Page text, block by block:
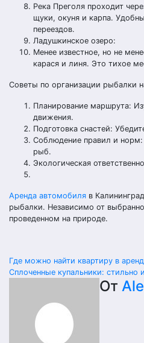
Река Преголя проходит
щуки, окуня и карпа.
переездов.
Ладушкинское озеро:
Менее известное, но не
карася и линя. Это тихое
Советы по организации рыбалки
Планирование маршрута:
движения.
Подготовка снастей:
Соблюдение правил и
рыб.
Экологическая
Аренда автомобиля в
рыбалки. Независимо от
проведенном на природе.
Навигация
записям
Где можно найти квартиру в
Сплоченные купальники: стильно
От